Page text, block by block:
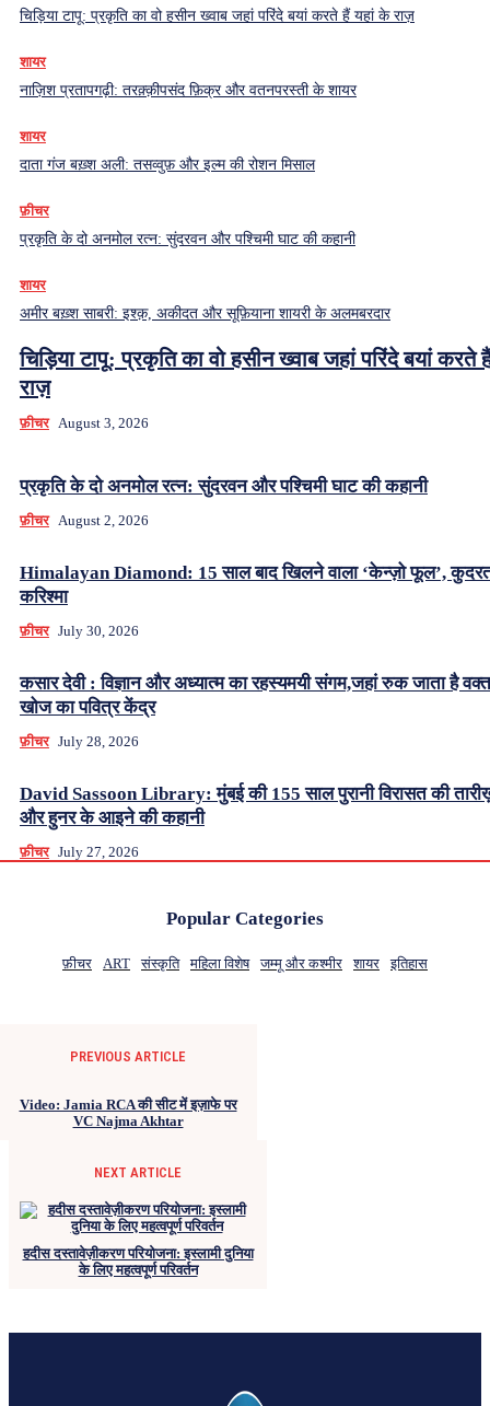
चिड़िया टापू: प्रकृति का वो हसीन ख्वाब जहां परिंदे बयां करते हैं यहां के राज़
शायर
नाज़िश प्रतापगढ़ी: तरक़्क़ीपसंद फ़िक्र और वतनपरस्ती के शायर
शायर
दाता गंज बख़्श अली: तसव्वुफ़ और इल्म की रोशन मिसाल
फ़ीचर
प्रकृति के दो अनमोल रत्न: सुंदरवन और पश्चिमी घाट की कहानी
शायर
अमीर बख़्श साबरी: इश्क़, अकीदत और सूफ़ियाना शायरी के अलमबरदार
चिड़िया टापू: प्रकृति का वो हसीन ख्वाब जहां परिंदे बयां करते
राज़
फ़ीचर August 3, 2026
प्रकृति के दो अनमोल रत्न: सुंदरवन और पश्चिमी घाट की कहानी
फ़ीचर August 2, 2026
Himalayan Diamond: 15 साल बाद खिलने वाला ‘केन्ज़ो फूल’,
करिश्मा
फ़ीचर July 30, 2026
कसार देवी : विज्ञान और अध्यात्म का रहस्यमयी संगम,जहां रुक जाता है
खोज का पवित्र केंद्र
फ़ीचर July 28, 2026
David Sassoon Library: मुंबई की 155 साल पुरानी विरासत की
और हुनर के आइने की कहानी
फ़ीचर July 27, 2026
Popular Categories
फ़ीचर ART संस्कृति महिला विशेष जम्मू और कश्मीर शायर इतिहास
PREVIOUS ARTICLE
Video: Jamia RCA की सीट में इज़ाफे पर
VC Najma Akhtar
NEXT ARTICLE
हदीस दस्तावेज़ीकरण परियोजना: इस्लामी दुनिया
के लिए महत्वपूर्ण परिवर्तन